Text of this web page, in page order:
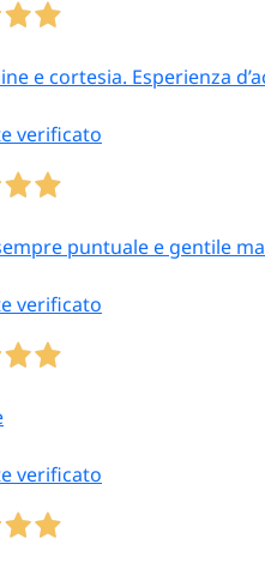
e cortesia. Esperienza
verificato
puntuale e gentile
verificato
verificato